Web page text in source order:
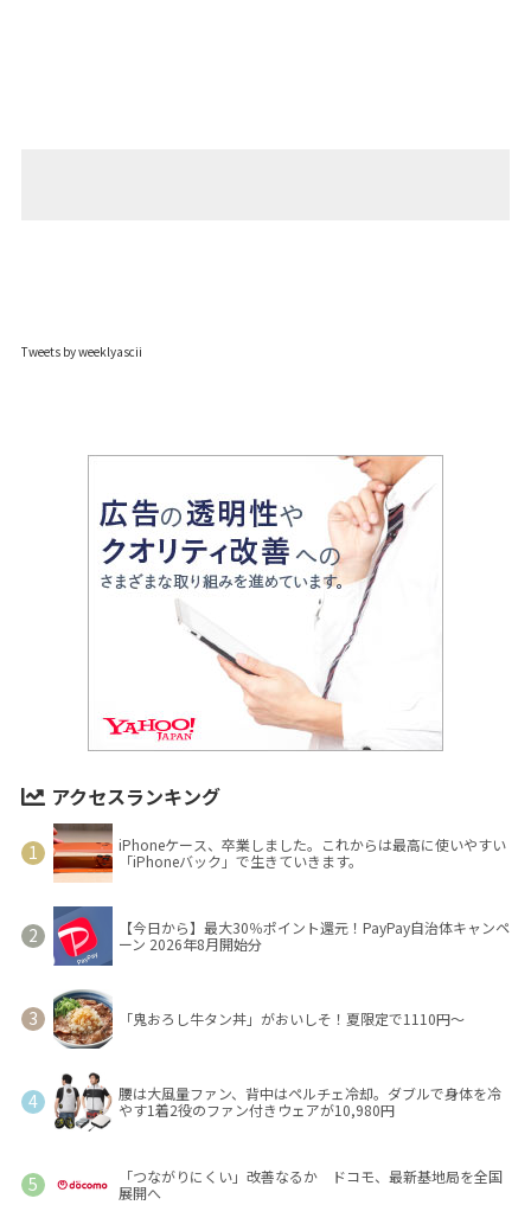
Tweets by weeklyascii
アクセスランキング
iPhoneケース、卒業しました。これからは最高に使いやすい
「iPhoneバック」で生きていきます。
【今日から】最大30％ポイント還元！PayPay自治体キャンペ
ーン 2026年8月開始分
「鬼おろし牛タン丼」がおいしそ！夏限定で1110円～
腰は大風量ファン、背中はペルチェ冷却。ダブルで身体を冷
やす1着2役のファン付きウェアが10,980円
「つながりにくい」改善なるか ドコモ、最新基地局を全国
展開へ